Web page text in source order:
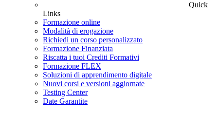
Quick
Links
Formazione online
Modalità di erogazione
Richiedi un corso personalizzato
Formazione Finanziata
Riscatta i tuoi Crediti Formativi
Formazione FLEX
Soluzioni di apprendimento digitale
Nuovi corsi e versioni aggiornate
Testing Center
Date Garantite